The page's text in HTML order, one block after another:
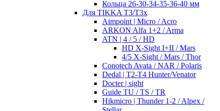
Кольца 26-30-34-35-36-40 мм
Для TIKKA T3/T3x
Aimpoint | Micro / Acro
ARKON Alfa 1+2 / Arma
ATN | 4 / 5 / HD
HD X-Sight I+II / Mars
4/5 X-Sight / Mars / Thor
Conotech Avata / NAR / Polaris
Dedal | T2-T4 Hunter/Venator
Docter | sight
Guide TU / TS / TR
Hikmicro | Thunder 1-2 / Alpex /